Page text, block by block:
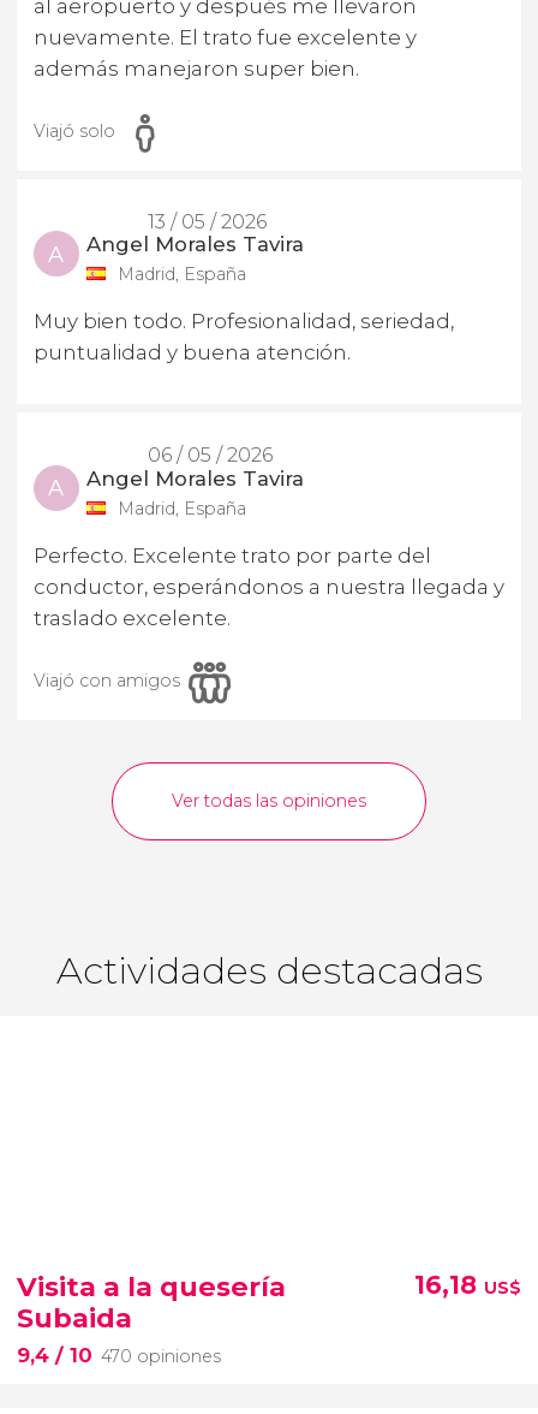
al aeropuerto y después me llevaron
nuevamente. El trato fue excelente y
además manejaron super bien.
Viajó solo
13 / 05 / 2026
A Angel Morales Tavira
Madrid, España
Muy bien todo. Profesionalidad, seriedad,
puntualidad y buena atención.
06 / 05 / 2026
A Angel Morales Tavira
Madrid, España
Perfecto. Excelente trato por parte del
conductor, esperándonos a nuestra llegada y
traslado excelente.
Viajó con amigos
Ver todas las opiniones
Actividades destacadas
Visita a la quesería
Subaida
9,4 / 10 470 opiniones
16,18 US$